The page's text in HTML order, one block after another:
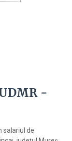
-
salariul de